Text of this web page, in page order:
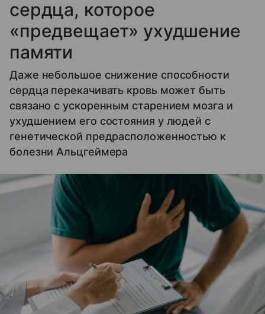
сердца, которое
«предвещает» ухудшение
памяти
Даже небольшое снижение способности
сердца перекачивать кровь может быть
связано с ускоренным старением мозга и
ухудшением его состояния у людей с
генетической предрасположенностью к
болезни Альцгеймера